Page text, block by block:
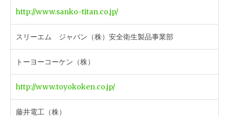
http://www.sanko-titan.co.jp/
スリーエム ジャパン（株）安全衛生製品事業部
トーヨーコーケン（株）
http://www.toyokoken.co.jp/
藤井電工（株）